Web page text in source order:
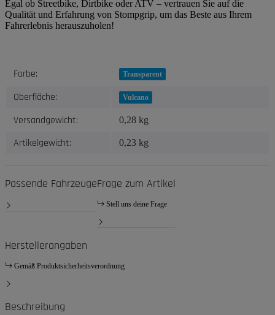
Egal ob Streetbike, Dirtbike oder ATV – vertrauen Sie auf die
Qualität und Erfahrung von Stompgrip, um das Beste aus Ihrem
Fahrerlebnis herauszuholen!
Produkteigenschaft
Wert
Farbe: Transparent
Oberfläche: Vulcano
Versandgewicht: 0,28 kg
Artikelgewicht: 0,23 kg
Passende FahrzeugeFrage zum Artikel
Stell uns deine Frage
Herstellerangaben
Gemäß Produktsicherheitsverordnung
Beschreibung